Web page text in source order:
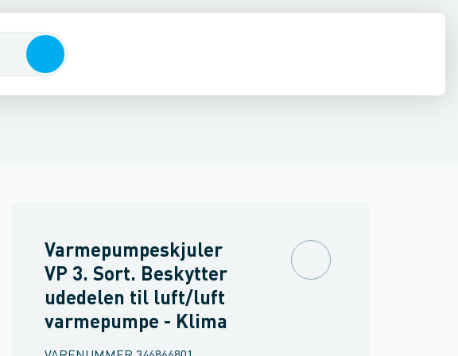
Varmepumpeskjuler
VP 3. Sort. Beskytter
udedelen til luft/luft
varmepumpe - Klima